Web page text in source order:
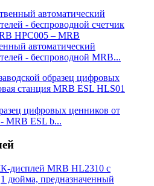
автоматический
- беспроводной MRB...
цифровых ценников от
MRB ESL b...